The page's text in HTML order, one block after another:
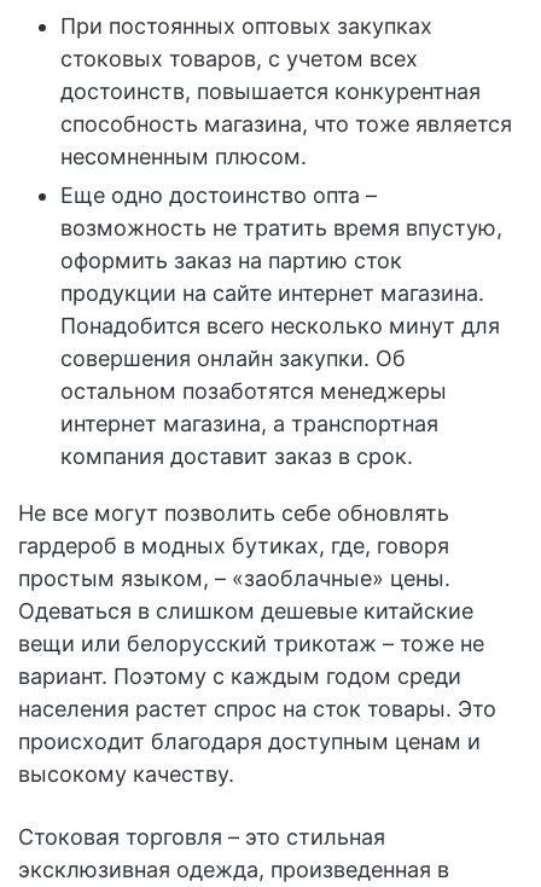
При постоянных оптовых закупках
стоковых товаров, с учетом всех
достоинств, повышается конкурентная
способность магазина, что тоже является
несомненным плюсом.
Еще одно достоинство опта –
возможность не тратить время впустую,
оформить заказ на партию сток
продукции на сайте интернет магазина.
Понадобится всего несколько минут для
совершения онлайн закупки. Об
остальном позаботятся менеджеры
интернет магазина, а транспортная
компания доставит заказ в срок.
Не все могут позволить себе обновлять
гардероб в модных бутиках, где, говоря
простым языком, – «заоблачные» цены.
Одеваться в слишком дешевые китайские
вещи или белорусский трикотаж – тоже не
вариант. Поэтому с каждым годом среди
населения растет спрос на сток товары. Это
происходит благодаря доступным ценам и
высокому качеству.
Стоковая торговля – это стильная
эксклюзивная одежда, произведенная в